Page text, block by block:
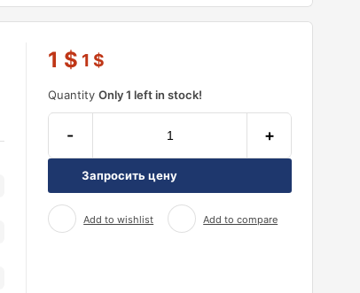
1 $ 1 $
QuantityOnly 1 left in stock!
- +
Запросить цену
Add to wishlist Add to compare